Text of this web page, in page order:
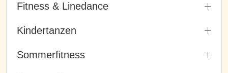
Fitness & Linedance
Kindertanzen
Sommerfitness